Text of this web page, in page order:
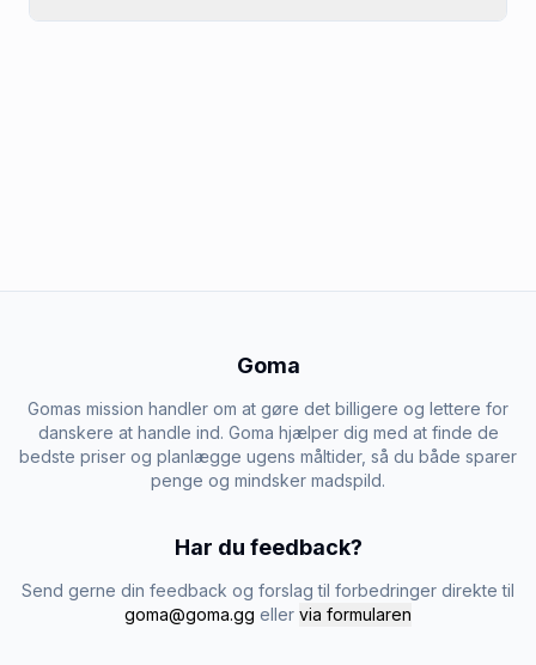
Goma
Gomas mission handler om at gøre det billigere og lettere for
danskere at handle ind. Goma hjælper dig med at finde de
bedste priser og planlægge ugens måltider, så du både sparer
penge og mindsker madspild.
Har du feedback?
Send gerne din feedback og forslag til forbedringer direkte til
goma@goma.gg eller via formularen